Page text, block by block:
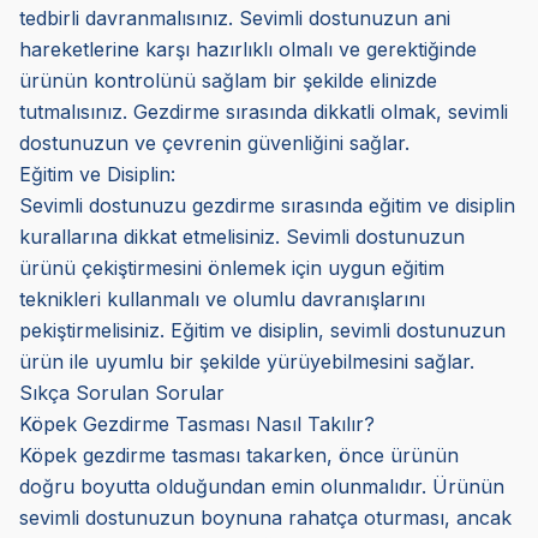
tedbirli davranmalısınız. Sevimli dostunuzun ani
hareketlerine karşı hazırlıklı olmalı ve gerektiğinde
ürünün kontrolünü sağlam bir şekilde elinizde
tutmalısınız. Gezdirme sırasında dikkatli olmak, sevimli
dostunuzun ve çevrenin güvenliğini sağlar.
Eğitim ve Disiplin:
Sevimli dostunuzu gezdirme sırasında eğitim ve disiplin
kurallarına dikkat etmelisiniz. Sevimli dostunuzun
ürünü çekiştirmesini önlemek için uygun eğitim
teknikleri kullanmalı ve olumlu davranışlarını
pekiştirmelisiniz. Eğitim ve disiplin, sevimli dostunuzun
ürün ile uyumlu bir şekilde yürüyebilmesini sağlar.
Sıkça Sorulan Sorular
Köpek Gezdirme Tasması Nasıl Takılır?
Köpek gezdirme tasması takarken, önce ürünün
doğru boyutta olduğundan emin olunmalıdır. Ürünün
sevimli dostunuzun boynuna rahatça oturması, ancak